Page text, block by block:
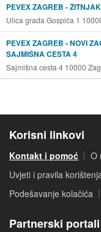
PEVEX ZAGREB -
Ulica grada Gospića 1
PEVEX ZAGREB - NOVI
SAJMIŠNA CESTA 4
Sajmišna cesta 4 10000
Korisni linkovi
Kontakt i pomoć O
Uvjeti i pravila
Podešavanje kolačića
Partnerski portali